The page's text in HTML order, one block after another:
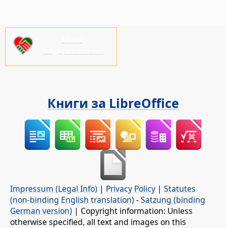
Книги за LibreOffice
Impressum (Legal Info) | Privacy Policy | Statutes
(non-binding English translation) -Satzung (binding
German version) | Copyright information: Unless
otherwise specified, all text and images on this